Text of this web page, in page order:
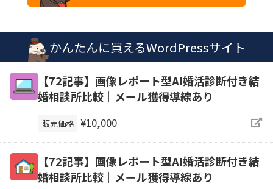
かんたんに買えるWordPressサイト
【72記事】画像レポート型AI婚活診断付き結
婚相談所比較｜メール獲得導線あり
販売価格 ¥10,000
【72記事】画像レポート型AI婚活診断付き結
婚相談所比較｜メール獲得導線あり